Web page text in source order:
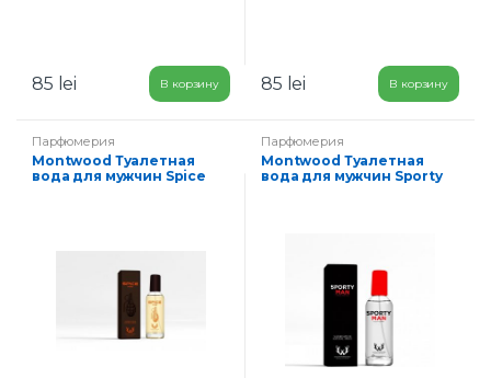
85 lei В корзину 85 lei В корзину
Парфюмерия
Montwood Туалетная
вода для мужчин Spice
Парфюмерия
Montwood Туалетная
вода для мужчин Sporty